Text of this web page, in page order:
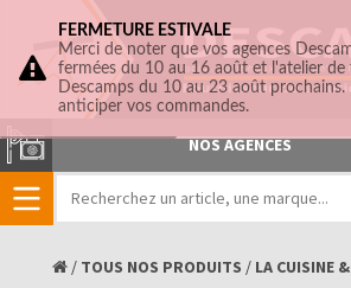
NOS AGENCES
/ TOUS NOS PRODUITS / LA CUISINE
FERMETURE ESTIVALE
Merci de noter que vos agences
fermées du 10 au 16 août et l'atelier
Descamps du 10 au 23 août prochains.
anticiper vos commandes.